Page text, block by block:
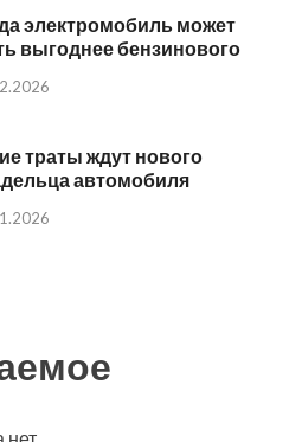
электромобиль может
выгоднее бензинового
траты ждут нового
автомобиля